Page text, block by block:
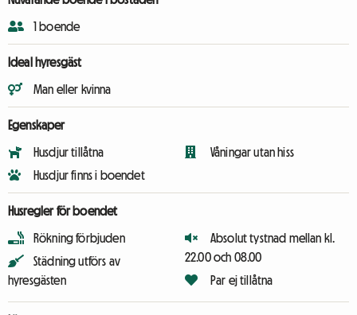
1 boende
Ideal hyresgäst
Man eller kvinna
Egenskaper
Husdjur tillåtna
Husdjur finns i boendet
Våningar utan hiss
Husregler för boendet
Rökning förbjuden
Städning utförs av
hyresgästen
Absolut tystnad mellan kl.
22.00 och 08.00
Par ej tillåtna